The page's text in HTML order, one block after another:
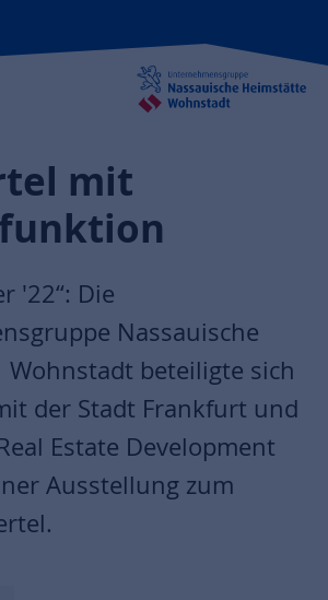
mit
'22“: Die
Nassauische
beteiligte sich
der Stadt Frankfurt und
Estate Development
Ausstellung zum